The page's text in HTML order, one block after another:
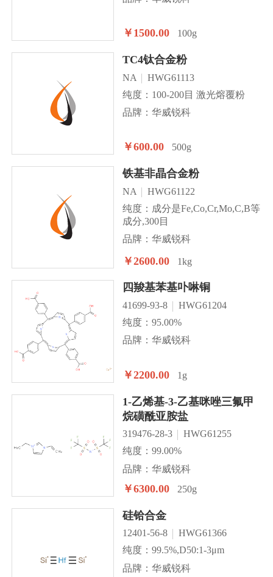
￥1500.00 100g
TC4钛合金粉
NA
HWG61113
纯度：100-200目 激光熔覆粉
品牌：华威锐科
￥600.00 500g
铁基非晶合金粉
NA
HWG61122
纯度：成分是Fe,Co,Cr,Mo,C,B等
成分,300目
品牌：华威锐科
￥2600.00 1kg
四羧基苯基卟啉铜
41699-93-8
HWG61204
纯度：95.00%
品牌：华威锐科
￥2200.00 1g
1-乙烯基-3-乙基咪唑三氟甲
烷磺酰亚胺盐
319476-28-3
HWG61255
纯度：99.00%
品牌：华威锐科
￥6300.00 250g
硅铪合金
12401-56-8
HWG61366
纯度：99.5%,D50:1-3μm
品牌：华威锐科